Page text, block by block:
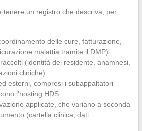
tenere un registro che descriva, per
delle cure, fatturazione,
malattia tramite il DMP)
(identità del residente, anamnesi,
cliniche)
esterni, compresi i subappaltatori
l’hosting HDS
applicate, che variano a seconda
(cartella clinica, dati